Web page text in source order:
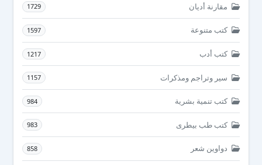
مقارنة أديان 1729
كتب متنوعة 1597
كتب أدب 1217
سير وتراجم ومذكرات 1157
كتب تنمية بشرية 984
كتب طب بيطرى 983
دواوين شعر 858